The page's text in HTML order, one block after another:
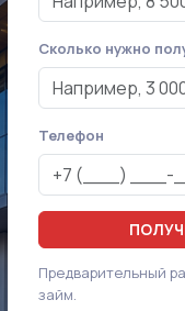
Сколько нужно
Телефон
Предварительный
займ.